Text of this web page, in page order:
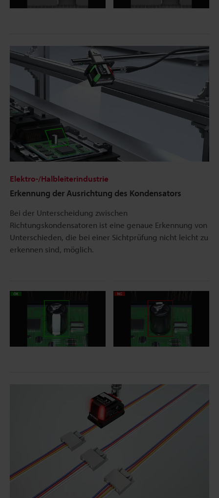
Elektro-/Halbleiterindustrie
Erkennung der Ausrichtung des Kondensators
Bei der Unterscheidung zwischen
Richtungskondensatoren ist eine genaue Erkennung von
Unterschieden, die bei einer Sichtprüfung nicht leicht zu
erkennen sind, möglich.